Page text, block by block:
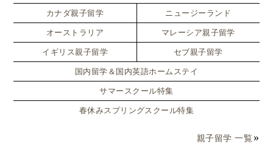
カナダ親子留学 ニュージーランド
オーストラリア マレーシア親子留学
イギリス親子留学 セブ親子留学
国内留学＆国内英語ホームステイ
サマースクール特集
春休みスプリングスクール特集
親子留学 一覧